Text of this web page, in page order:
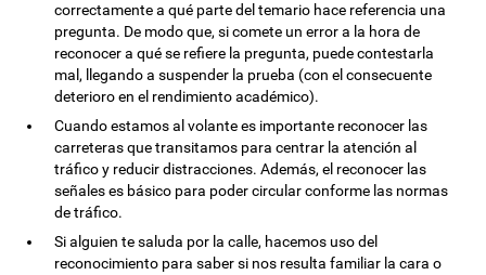
correctamente a qué parte del temario hace referencia una
pregunta. De modo que, si comete un error a la hora de
reconocer a qué se refiere la pregunta, puede contestarla
mal, llegando a suspender la prueba (con el consecuente
deterioro en el rendimiento académico).
Cuando estamos al volante es importante reconocer las
carreteras que transitamos para centrar la atención al
tráfico y reducir distracciones. Además, el reconocer las
señales es básico para poder circular conforme las normas
de tráfico.
Si alguien te saluda por la calle, hacemos uso del
reconocimiento para saber si nos resulta familiar la cara o